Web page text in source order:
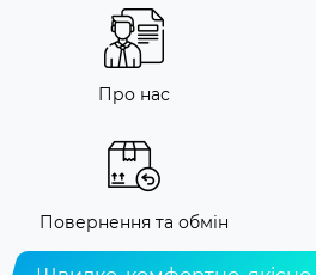
Про нас
Повернення та обмін